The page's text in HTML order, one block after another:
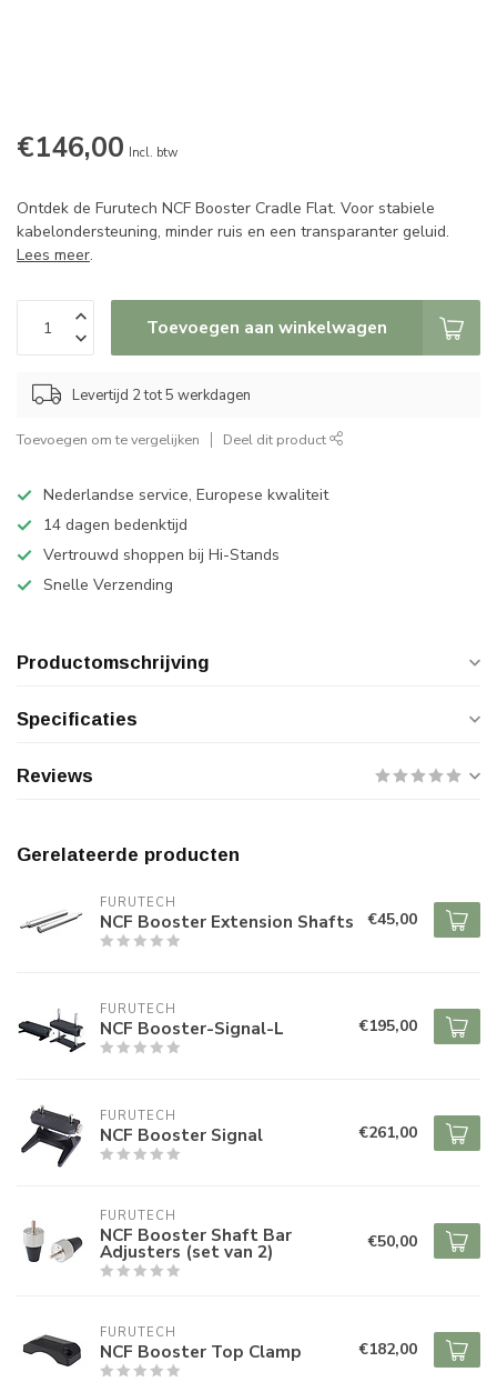
€146,00 Incl. btw
Ontdek de Furutech NCF Booster Cradle Flat. Voor stabiele
kabelondersteuning, minder ruis en een transparanter geluid.
Lees meer.
Toevoegen aan winkelwagen
Levertijd 2 tot 5 werkdagen
Toevoegen om te vergelijken Deel dit product
Nederlandse service, Europese kwaliteit
14 dagen bedenktijd
Vertrouwd shoppen bij Hi-Stands
Snelle Verzending
Productomschrijving
Specificaties
Reviews
Gerelateerde producten
FURUTECH
NCF Booster Extension Shafts €45,00
FURUTECH
NCF Booster-Signal-L €195,00
FURUTECH
NCF Booster Signal €261,00
FURUTECH
NCF Booster Shaft Bar
Adjusters (set van 2) €50,00
FURUTECH
NCF Booster Top Clamp €182,00